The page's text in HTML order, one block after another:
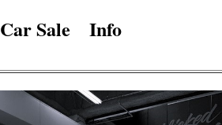
Car Sale Info